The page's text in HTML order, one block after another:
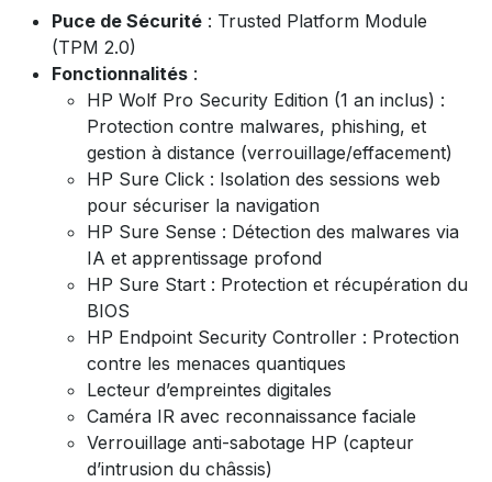
Puce de Sécurité : Trusted Platform Module
(TPM 2.0)
Fonctionnalités :
HP Wolf Pro Security Edition (1 an inclus) :
Protection contre malwares, phishing, et
gestion à distance (verrouillage/effacement)
HP Sure Click : Isolation des sessions web
pour sécuriser la navigation
HP Sure Sense : Détection des malwares via
IA et apprentissage profond
HP Sure Start : Protection et récupération du
BIOS
HP Endpoint Security Controller : Protection
contre les menaces quantiques
Lecteur d’empreintes digitales
Caméra IR avec reconnaissance faciale
Verrouillage anti-sabotage HP (capteur
d’intrusion du châssis)